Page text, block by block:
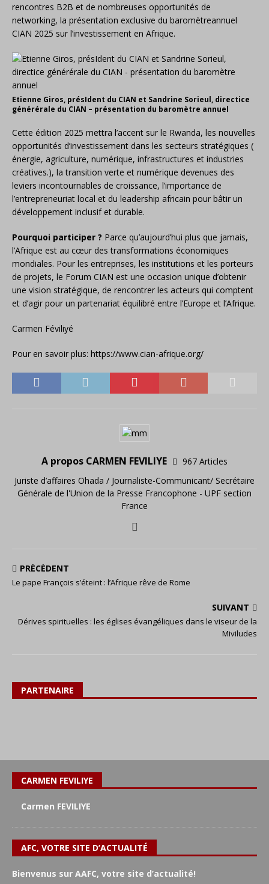
rencontres B2B et de nombreuses opportunités de
networking, la présentation exclusive du baromètreannuel
CIAN 2025 sur l’investissement en Afrique.
Etienne Giros, présIdent du CIAN et Sandrine Sorieul, directice
générérale du CIAN – présentation du baromètre annuel
Cette édition 2025 mettra l’accent sur le Rwanda, les nouvelles
opportunités d’investissement dans les secteurs stratégiques (
énergie, agriculture, numérique, infrastructures et industries
créatives.), la transition verte et numérique devenues des
leviers incontournables de croissance, l’importance de
l’entrepreneuriat local et du leadership africain pour bâtir un
développement inclusif et durable.
Pourquoi participer ? Parce qu’aujourd’hui plus que jamais,
l’Afrique est au cœur des transformations économiques
mondiales. Pour les entreprises, les institutions et les porteurs
de projets, le Forum CIAN est une occasion unique d’obtenir
une vision stratégique, de rencontrer les acteurs qui comptent
et d’agir pour un partenariat équilibré entre l’Europe et l’Afrique.
Carmen Féviliyé
Pour en savoir plus: https://www.cian-afrique.org/
A propos CARMEN FEVILIYE
967 Articles
Juriste d’affaires Ohada / Journaliste-Communicant/ Secrétaire
Générale de l'Union de la Presse Francophone - UPF section
France
PRÉCÉDENT
Le pape François s’éteint : l’Afrique rêve de Rome
SUIVANT
Dérives spirituelles : les églises évangéliques dans le viseur de la
Miviludes
PARTENAIRE
CARMEN FEVILIYE
Carmen FEVILIYE
AFC, VOTRE SITE D’ACTUALITÉ
Bienvenus sur AAFC, votre site d’actualité!